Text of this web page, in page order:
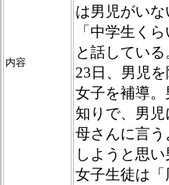
内容
は男児がい
「中学生く
と話している
23日、男児
女子を補導
知りで、男
母さんに言
しようと思
女子生徒は